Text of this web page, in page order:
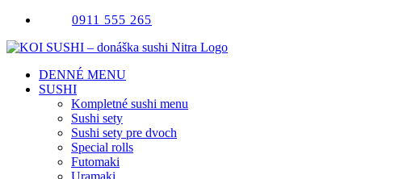
Skip
content
0911 555 265
DENNÉ MENU
SUSHI
Kompletné sushi menu
Sushi sety
Sushi sety pre dvoch
Special rolls
Futomaki
Uramaki